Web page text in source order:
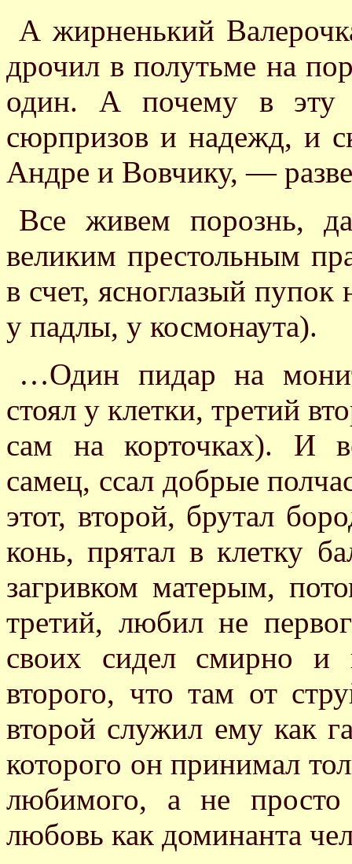
А жирненький
дрочил в полутьме на
один. А почему в эту
сюрпризов и надежд, и
Андре и Вовчику, —
Все живем порознь,
великим престольным
в счет, ясноглазый
у падлы, у космонаута).
…Один пидар на
стоял у клетки, третий
сам на корточках). И
самец, ссал добрые
этот, второй, брутал
конь, прятал в клетку
загривком матерым,
третий, любил не
своих сидел смирно
второго, что там от
второй служил ему как
которого он принимал
любимого, а не
любовь как доминанта